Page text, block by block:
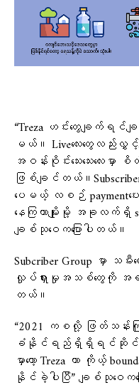
“Treza ဟင်းတွေချက်ရ
မယ်။ Liveလေးတွေလည်
အဝန်းဝိုင်းသေးသေးလေး
ဖြစ်ချင်တယ်။
ပေမယ့် လစဉ် paymentပေ
နေကြတာမျိုးမို့ အခုလက်ရှိ
ချစ်သုဝေကပြောပါတယ်။
Subcriber Group မှာ သ
လှုပ်ရှားမှုအသစ်တွေကို အရ
တယ်။
“2021 ကစလို့ ဖြတ်သန်း
ခံနိုင်ရည်ရှိရှိရင်ဆိုင်ဖ
မှာတော့ Treza ဟာ ကိုယ့်
နိုင်ခဲ့ပါပြီ” ချစ်သုဝေကပ